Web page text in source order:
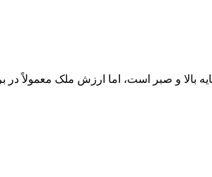
بالا و صبر است، اما ارزش ملک معمولاً در